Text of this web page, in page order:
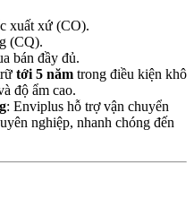
xuất xứ (CO).
(CQ).
bán đầy đủ.
tới 5 năm trong điều kiện khô
độ ẩm cao.
: Enviplus hỗ trợ vận chuyển
nghiệp, nhanh chóng đến